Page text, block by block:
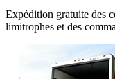
Expédition gratuite des
limitrophes et des